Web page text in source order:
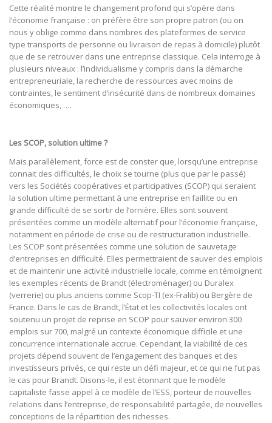
Cette réalité montre le changement profond qui s’opère dans
l’économie française : on préfère être son propre patron (ou on
nous y oblige comme dans nombres des plateformes de service
type transports de personne ou livraison de repas à domicile) plutôt
que de se retrouver dans une entreprise classique. Cela interroge à
plusieurs niveaux : l’individualisme y compris dans la démarche
entrepreneuriale, la recherche de ressources avec moins de
contraintes, le sentiment d’insécurité dans de nombreux domaines
économiques, ….
Les SCOP, solution ultime ?
Mais parallèlement, force est de conster que, lorsqu’une entreprise
connait des difficultés, le choix se tourne (plus que par le passé)
vers les Sociétés coopératives et participatives (SCOP) qui seraient
la solution ultime permettant à une entreprise en faillite ou en
grande difficulté de se sortir de l’ornière. Elles sont souvent
présentées comme un modèle alternatif pour l’économie française,
notamment en période de crise ou de restructuration industrielle.
Les SCOP sont présentées comme une solution de sauvetage
d’entreprises en difficulté. Elles permettraient de sauver des emplois
et de maintenir une activité industrielle locale, comme en témoignent
les exemples récents de Brandt (électroménager) ou Duralex
(verrerie) ou plus anciens comme Scop-TI (ex-Fralib) ou Bergère de
France. Dans le cas de Brandt, l’État et les collectivités locales ont
soutenu un projet de reprise en SCOP pour sauver environ 300
emplois sur 700, malgré un contexte économique difficile et une
concurrence internationale accrue. Cependant, la viabilité de ces
projets dépend souvent de l’engagement des banques et des
investisseurs privés, ce qui reste un défi majeur, et ce qui ne fut pas
le cas pour Brandt. Disons-le, il est étonnant que le modèle
capitaliste fasse appel à ce modèle de l’ESS, porteur de nouvelles
relations dans l’entreprise, de responsabilité partagée, de nouvelles
conceptions de la répartition des richesses.